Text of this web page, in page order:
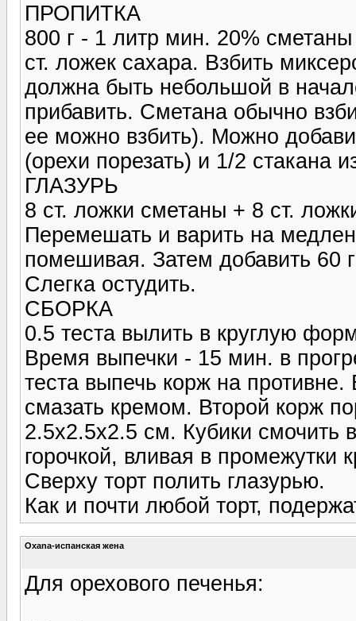
ПРОПИТКА
800 г - 1 литр мин. 20%
ст. ложек сахара. Взбить
должна быть небольшой в
прибавить. Сметана обычно
ее можно взбить). Можно
(орехи порезать) и 1/2 стакана
ГЛАЗУРЬ
8 ст. ложки сметаны + 8 ст.
Перемешать и варить на
помешивая. Затем добавить 60
Слегка остудить.
СБОРКА
0.5 теста вылить в круглую
Время выпечки - 15 мин. в
теста выпечь корж на
смазать кремом. Второй корж
2.5х2.5х2.5 см. Кубики смочить
горочкой, вливая в
Сверху торт полить глазурью.
Как и почти любой торт,
Oxana-испанская жена
Для орехового печенья: